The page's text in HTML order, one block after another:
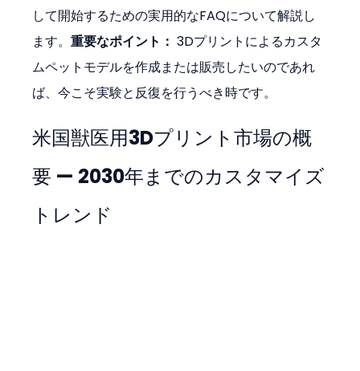
して開始するための実用的なFAQについて解説し
ます。重要なポイント： 3Dプリントによるカスタ
ムペットモデルを作成または販売したいのであれ
ば、今こそ実験と反復を行うべき時です。
米国獣医用3Dプリント市場の概
要 — 2030年までのカスタマイズ
トレンド